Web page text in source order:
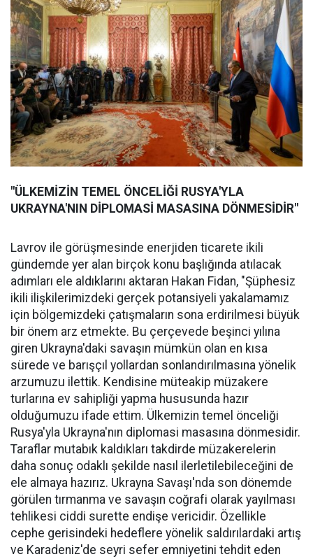
"ÜLKEMİZİN TEMEL ÖNCELİĞİ RUSYA'YLA
UKRAYNA'NIN DİPLOMASİ MASASINA DÖNMESİDİR"
Lavrov ile görüşmesinde enerjiden ticarete ikili
gündemde yer alan birçok konu başlığında atılacak
adımları ele aldıklarını aktaran Hakan Fidan, "Şüphesiz
ikili ilişkilerimizdeki gerçek potansiyeli yakalamamız
için bölgemizdeki çatışmaların sona erdirilmesi büyük
bir önem arz etmekte. Bu çerçevede beşinci yılına
giren Ukrayna'daki savaşın mümkün olan en kısa
sürede ve barışçıl yollardan sonlandırılmasına yönelik
arzumuzu ilettik. Kendisine müteakip müzakere
turlarına ev sahipliği yapma hususunda hazır
olduğumuzu ifade ettim. Ülkemizin temel önceliği
Rusya'yla Ukrayna'nın diplomasi masasına dönmesidir.
Taraflar mutabık kaldıkları takdirde müzakerelerin
daha sonuç odaklı şekilde nasıl ilerletilebileceğini de
ele almaya hazırız. Ukrayna Savaşı'nda son dönemde
görülen tırmanma ve savaşın coğrafi olarak yayılması
tehlikesi ciddi surette endişe vericidir. Özellikle
cephe gerisindeki hedeflere yönelik saldırılardaki artış
ve Karadeniz'de seyri sefer emniyetini tehdit eden